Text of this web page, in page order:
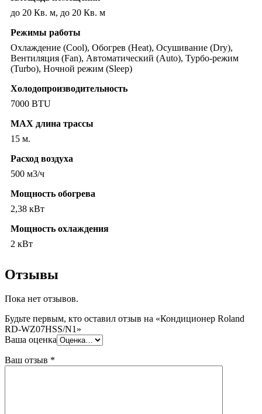
до 20 Кв. м, до 20 Кв. м
Режимы работы
Охлаждение (Cool), Обогрев (Heat), Осушивание (Dry),
Вентиляция (Fan), Автоматический (Auto), Турбо-режим
(Turbo), Ночной режим (Sleep)
Холодопроизводительность
7000 BTU
MAX длина трассы
15 м.
Расход воздуха
500 м3/ч
Мощность обогрева
2,38 кВт
Мощность охлаждения
2 кВт
Отзывы
Пока нет отзывов.
Будьте первым, кто оставил отзыв на «Кондиционер Roland
RD-WZ07HSS/N1»
Ваша оценка
Ваш отзыв *